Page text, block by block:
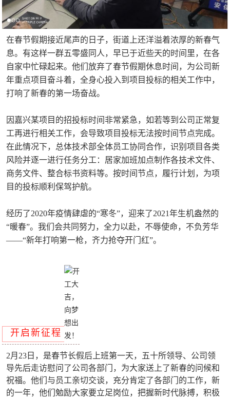
在春节假期接近尾声的日子，街道上还洋溢着浓厚的新春气
息。有这样一群五零盛同人，早已于近些天的时间里，在各
自家中忙碌起来。他们放弃了春节假期休息时间，为公司新
年重点项目奋斗着，全身心投入到项目投标的相关工作中，
打响了新春的第一场奋战。
因嘉兴某项目的招投标时间非常紧急，如若等到公司正常复
工再进行相关工作，会导致项目投标无法按时间节点完成。
在此情况下，总体技术部全体员工协同合作，识别项目各类
风险并逐一进行任务分工：居家加班加点制作各技术文件、
商务文件、整合标书资料等。按时间节点，履行计划，为项
目的投标顺利保驾护航。
经历了2020年疫情肆虐的“寒冬”，迎来了2021年生机盎然的
“暖春”。我们会共同努力，全力以赴，不辱使命，不负芳华
——“新年打响第一枪，齐力抢夺开门红”。
开启新征程
2月23日，是春节长假后上班第一天，五十所领导、公司领
导先后走访慰问了公司各部门，为大家送上了新春的问候和
祝福。他们与员工亲切交谈，充分肯定了各部门的工作，新
的一年，他们勉励大家要立足岗位，把握新时代脉搏，积极